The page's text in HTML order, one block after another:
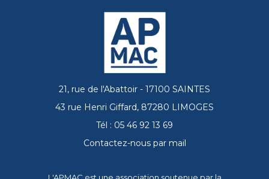
21, rue de l'Abattoir - 17100 SAINTES
43 rue Henri Giffard, 87280 LIMOGES
Tél : 05 46 92 13 69
Contactez-nous par mail